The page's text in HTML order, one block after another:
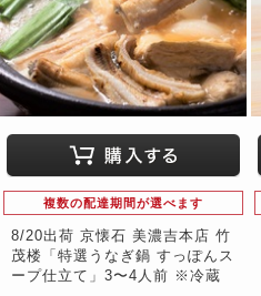
複数の配達期間が選べます
8/20出荷 京懐石 美濃吉本店 竹
茂楼「特選うなぎ鍋 すっぽんス
ープ仕立て」3〜4人前 ※冷蔵